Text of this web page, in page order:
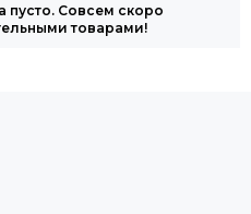
пусто. Совсем скоро
товарами!